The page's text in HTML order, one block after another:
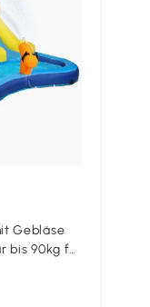
Gebläse
bis 90kg für